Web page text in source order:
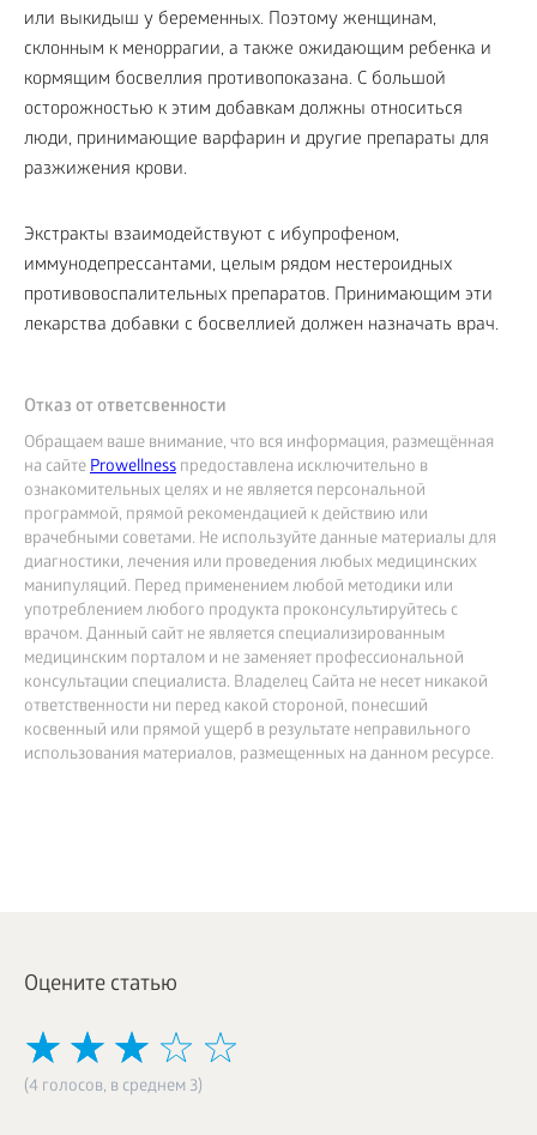
или выкидыш у беременных. Поэтому женщинам,
склонным к меноррагии, а также ожидающим ребенка и
кормящим босвеллия противопоказана. С большой
осторожностью к этим добавкам должны относиться
люди, принимающие варфарин и другие препараты для
разжижения крови.
Экстракты взаимодействуют с ибупрофеном,
иммунодепрессантами, целым рядом нестероидных
противовоспалительных препаратов. Принимающим эти
лекарства добавки с босвеллией должен назначать врач.
Отказ от ответсвенности
Обращаем ваше внимание, что вся информация, размещённая
на сайтеProwellness предоставлена исключительно в
ознакомительных целях и не является персональной
программой, прямой рекомендацией к действию или
врачебными советами. Не используйте данные материалы для
диагностики, лечения или проведения любых медицинских
манипуляций. Перед применением любой методики или
употреблением любого продукта проконсультируйтесь с
врачом. Данный сайт не является специализированным
медицинским порталом и не заменяет профессиональной
консультации специалиста. Владелец Сайта не несет никакой
ответственности ни перед какой стороной, понесший
косвенный или прямой ущерб в результате неправильного
использования материалов, размещенных на данном ресурсе.
Оцените статью
(4 голосов, в среднем 3)